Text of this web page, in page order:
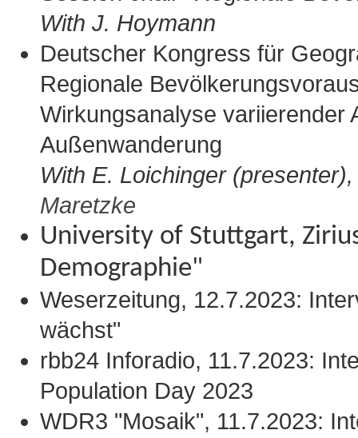
With J. Hoymann
Deutscher Kongress für
Regionale
Wirkungsanalyse variierender
Außenwanderung
With E. Loichinger (presenter),
Maretzke
University of Stuttgart,
Demographie"
Weserzeitung, 12.7.2023:
wächst"
rbb24 Inforadio, 11.7.2023:
Population Day 2023
WDR3 "Mosaik", 11.7.2023: